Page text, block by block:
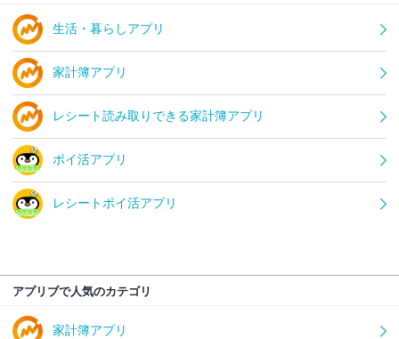
生活・暮らしアプリ
家計簿アプリ
レシート読み取りできる家計簿アプリ
ポイ活アプリ
レシートポイ活アプリ
アプリブで人気のカテゴリ
家計簿アプリ